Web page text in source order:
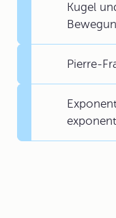
Kugel
Pierre-